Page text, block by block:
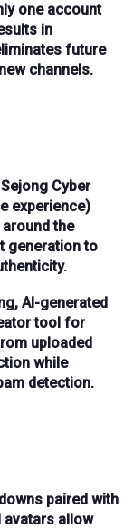
one account
in
future
channels.
Cyber
experience)
the
generation to
AI-generated
tool for
uploaded
while
detection.
paired with
avatars allow